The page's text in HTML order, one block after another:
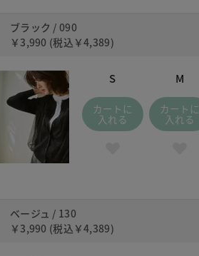
130 ベージュ
ブラック / 090
￥3,990 (税込 ￥4,389)
S
カートに
入れる
M
カートに
入れる
ベージュ / 130
￥3,990 (税込 ￥4,389)